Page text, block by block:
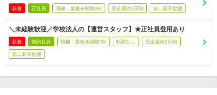
新着 正社員 職種・業種未経験OK 完全週休2日制 第二新卒歓迎
＼未経験歓迎／学校法人の【運営スタッフ】★正社員登用あり
新着 契約社員 職種・業種未経験OK 転勤なし 完全週休2日制
第二新卒歓迎